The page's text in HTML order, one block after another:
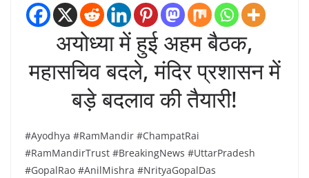
अयोध्या में हुई अहम बैठक,
महासचिव बदले, मंदिर प्रशासन में
बड़े बदलाव की तैयारी!
#Ayodhya #RamMandir #ChampatRai
#RamMandirTrust #BreakingNews #UttarPradesh
#GopalRao #AnilMishra #NrityaGopalDas